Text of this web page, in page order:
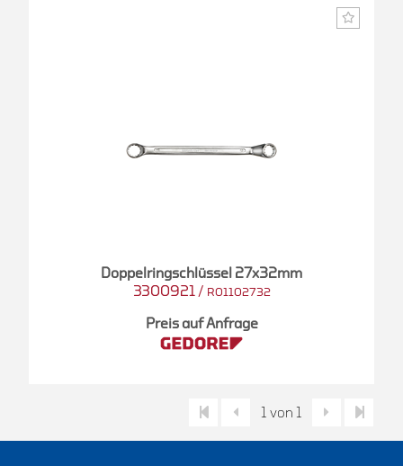
Doppelringschlüssel 27x32mm
3300921 / R01102732
Preis auf Anfrage
1 von 1